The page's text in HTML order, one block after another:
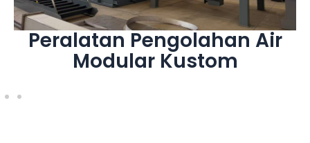
Peralatan Pengolahan Air
Modular Kustom